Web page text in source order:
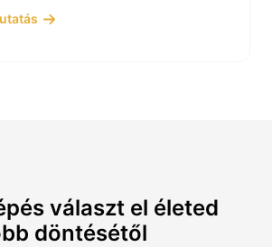
választ el életed
döntésétől